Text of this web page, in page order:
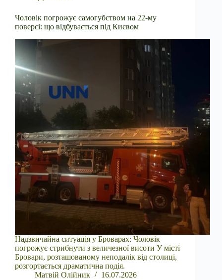
Чоловік погрожує самогубством на 22-му
поверсі: що відбувається під Києвом
Надзвичайна ситуація у Броварах: Чоловік
погрожує стрибнути з величезної висоти У місті
Бровари, розташованому неподалік від столиці,
розгортається драматична подія.
Матвій Олійник
16.07.2026